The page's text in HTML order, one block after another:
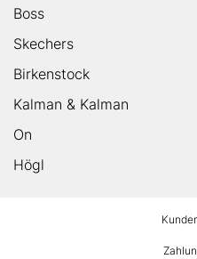
Boss
Skechers
Birkenstock
Kalman & Kalman
On
Högl